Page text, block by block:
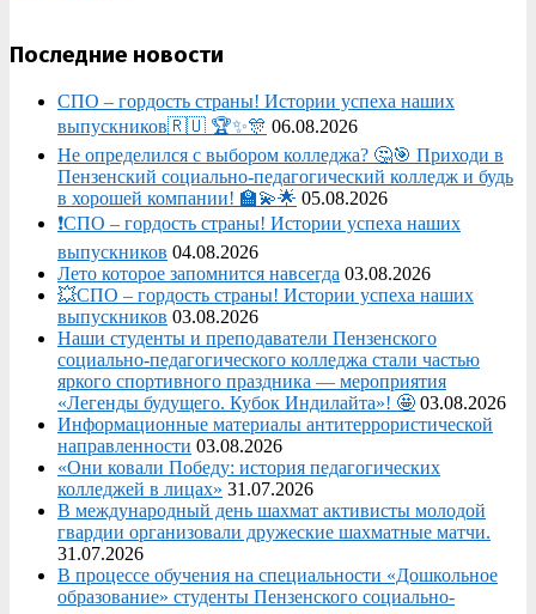
Последние новости
СПО – гордость страны! Истории успеха наших
выпускников🇷🇺 🏆✨🎊 06.08.2026
Не определился с выбором колледжа? 🤔🎯 Приходи в
Пензенский социально-педагогический колледж и будь
в хорошей компании! 🏫💫🌟 05.08.2026
❗СПО – гордость страны! Истории успеха наших
выпускников 04.08.2026
Лето которое запомнится навсегда 03.08.2026
💥СПО – гордость страны! Истории успеха наших
выпускников 03.08.2026
Наши студенты и преподаватели Пензенского
социально‑педагогического колледжа стали частью
яркого спортивного праздника — мероприятия
«Легенды будущего. Кубок Индилайта»! 🤩 03.08.2026
Информационные материалы антитеррористической
направленности 03.08.2026
«Они ковали Победу: история педагогических
колледжей в лицах» 31.07.2026
В международный день шахмат активисты молодой
гвардии организовали дружеские шахматные матчи.
31.07.2026
В процессе обучения на специальности «Дошкольное
образование» студенты Пензенского социально-